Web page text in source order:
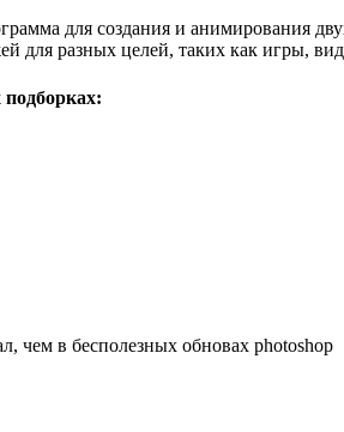
для создания и
для разных целей, таких как игры,
чем в бесполезных обновах photoshop